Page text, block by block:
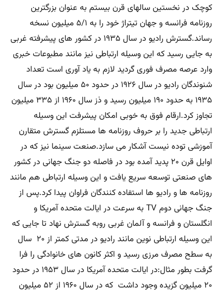
کوچک در نخستین سالهای قرن بیستم به عنوان بزرگترین
روزنامه فرانسه و جهان تیتراژ خود را به ۵/۱ میلیون نسخه
رساند.گسترش رادیو در سال ۱۹۳۵ در کشور های پیشرفته غربی
به جایی رسید که این وسیله ارتباطی نیز مانند مطبوعات خبری
وارد عرصه مصرف فوری گردید لازم به یاد آوری است تعداد
شنوندگان رادیو در سال ۱۹۲۶ در حدود ۵۰ میلیون بود در سال
۱۹۳۵ به حدود ۱۹۰ میلیون رسید و ذز سال ۱۹۶۰ از ۳۳۵ میلیون
تجاوز کرد.ارقام فوق به خوبی امکان پیشرفت این وسیله
ارتباطی جدید را بر حروف روزنامه ها مستلزم گسترش متقارن
آموزشی توده نیست آشکار می سازد.صنعت سینما نیز که در
اوایل قرن ۲۰ پدید آمده بود در فاصله دو جنگ جهانی در کشور
های صنعتی توسعه سریع یافت و این وسیله ارتباطی هم مانند
روزنامه ها و رادیو ها استفاده کنندگان فراوان پیدا کرد.پس از
جنگ جهانی دوم TV به سرعت در ایالت متحده آمریکا و
انگلستان و فرانسه و آلمان غربی روبه گسترش نهاد تا جایی که
این وسیله ارتباطی نوین مانند رادیو در مدتی کمتر از ۲۰ سال
به سطح مصرف مرزی رسید و اکثر کانون های خانوادگی را فرا
گرفت بطور مثال:در ایالت متحده آمریکا در سال ۱۹۵۳ در حدود
۲۰ میلیون گزیده وجود داشت که در سال ۱۹۶۰ از ۵۲ میلیون